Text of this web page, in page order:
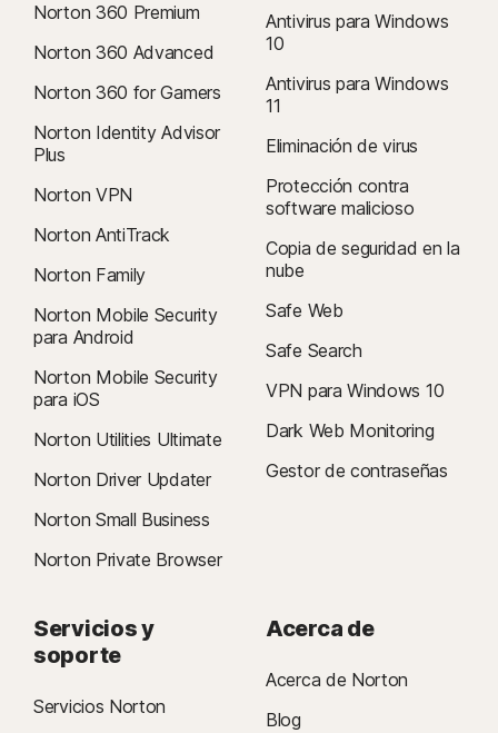
Norton 360 Premium
Norton 360 Advanced
Norton 360 for Gamers
Norton Identity Advisor
Plus
Norton VPN
Norton AntiTrack
Norton Family
Norton Mobile Security
para Android
Norton Mobile Security
para iOS
Norton Utilities Ultimate
Norton Driver Updater
Norton Small Business
Norton Private Browser
Antivirus para Windows
10
Antivirus para Windows
11
Eliminación de virus
Protección contra
software malicioso
Copia de seguridad en la
nube
Safe Web
Safe Search
VPN para Windows 10
Dark Web Monitoring
Gestor de contraseñas
Servicios y
soporte
Servicios Norton
Acerca de
Acerca de Norton
Blog